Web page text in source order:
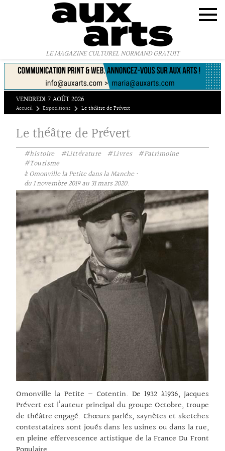
LE MAGAZINE CULTUREL NORMAND GRATUIT
VENDREDI 7 AOÛT 2026
Accueil Expositions Le théâtre de Prévert
Le théâtre de Prévert
#histoire #Littérature #Livres
#Patrimoine
#Tourisme
à Omonville la Petite dans la Manche ·
du 1 novembre 2019 au 31 mars 2020.
Omonville la Petite – Cotentin. De 1932 à1936, Jacques
Prévert est l’auteur principal du groupe Octobre, troupe
de théâtre engagé. Chœurs parlés, saynètes et sketches
contestataires sont joués dans les usines ou dans la rue,
en pleine effervescence artistique de la France Du Front
Panneau de gestion des cookies